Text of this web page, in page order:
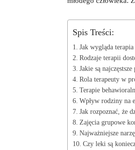
Spis Treści:
Jak wygląda
Rodzaje terapii
Jakie są
Rola terapeuty w
Terapie
Wpływ rodziny na
Jak rozpoznać, że
Zajęcia grupowe
Najważniejsze
Czy leki są